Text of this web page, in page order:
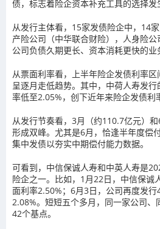
债，标志着险企资本补充工具的选择发
从发行主体看，15家发债险企中，14
产险公司（中华联合财险），人身险
公司负债久期更长、资本消耗更快的业
从票面利率看，上半年险企发债利率
呈逐月走低趋势。其中，中荷人寿发
率低至2.05%，创下近年来险企发债利
从发行节奏看，3月（约110.7亿元）
形成双峰。尤其是6月，恰逢半年度偿
集中发债以夯实中期偿付能力数据。
可看到，中信保诚人寿和中英人寿是
险企之一。比如，1月22日，中信保诚
面利率2.50%；6月3日，公司再度发
2.08%。短短五个多月，同一家公司、
42个基点。